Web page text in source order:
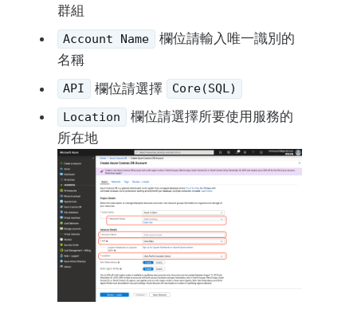
群組
Account Name
欄位請輸入唯一識別的
名稱
API 欄位請選擇
Core(SQL)
Location
欄位請選擇所要使用服務的
所在地